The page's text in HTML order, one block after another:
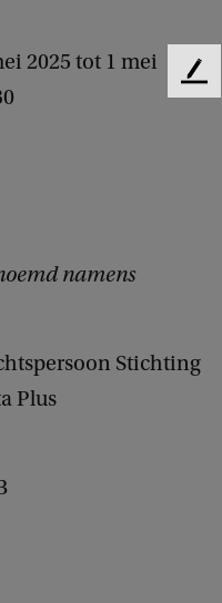
2025 tot 1 mei
namens
Stichting
Plus
F